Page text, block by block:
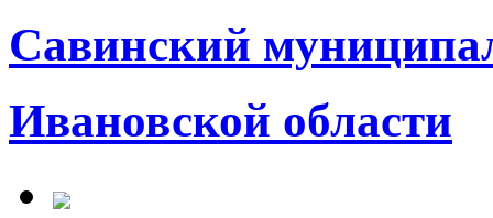
Савинский
Ивановской области